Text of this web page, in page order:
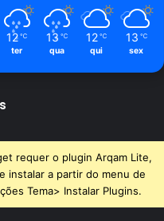
12 ℃
ter
13 ℃
qua
12 ℃
qui
13 ℃
sex
requer o plugin Arqam Lite,
instalar a partir do menu de
Tema> Instalar Plugins.